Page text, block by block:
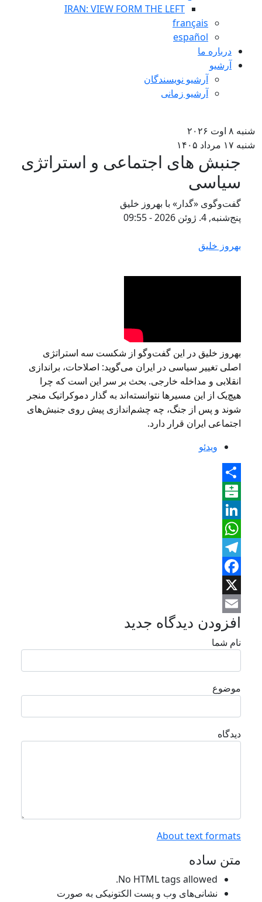
IRAN: VIEW FORM THE LEFT
français
español
درباره ما
آرشیو
آرشیو نویسندگان
آرشیو زمانی
۸ اوت ۲۰۲۶
۱۷ مرداد ۱۴۰۵
جنبش های اجتماعی و استراتژی
سياسی
گفت‌وگوی «گدار» با بهروز خلیق
پنج‌شنبه, 4. ژوئن 2026 - 09:55
بهروز خلیق
بهروز خلیق در این گفت‌وگو از شکست سه استراتژی
اصلی تغییر سیاسی در ایران می‌گوید: اصلاحات، براندازی
انقلابی و مداخله خارجی. بحث بر سر این است که چرا
هیچ‌یک از این مسیرها نتوانسته‌اند به گذار دموکراتیک منجر
شوند و پس از جنگ، چه چشم‌اندازی پیش روی جنبش‌های
اجتماعی ایران قرار دارد.
ویدئو
Share
Balatarin
LinkedIn
WhatsApp
Telegram
Facebook
Email
افزودن دیدگاه جدید
نام شما
موضوع
دیدگاه
About text formats
متن ساده
No HTML tags allowed.
نشانی‌های وب و پست الکتونیکی به صورت